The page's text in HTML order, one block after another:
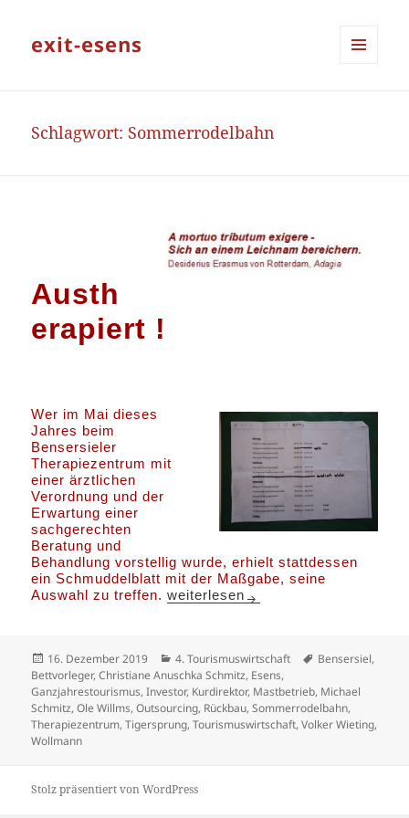
exit-esens
Schlagwort: Sommerrodelbahn
Austh
erapiert !
Wer im Mai dieses
Jahres beim
Bensersieler
Therapiezentrum mit
einer ärztlichen
Verordnung und der
Erwartung einer
sachgerechten
Beratung und
Behandlung vorstellig wurde, erhielt stattdessen
ein Schmuddelblatt mit der Maßgabe, seine
Auswahl zu treffen.Austherapiert !
weiterlesen
Veröffentlicht
am
16. Dezember 2019 Kategorien
4. Tourismuswirtschaft Schlagwörter
Bensersiel,
Bettvorleger,Christiane Anuschka Schmitz, Esens,
Ganzjahrestourismus,Investor, Kurdirektor, Mastbetrieb, Michael
Schmitz,Ole Willms,Outsourcing, Rückbau,Sommerrodelbahn,
Therapiezentrum,Tigersprung,Tourismuswirtschaft,Volker Wieting,
Wollmann
Stolz präsentiert von WordPress